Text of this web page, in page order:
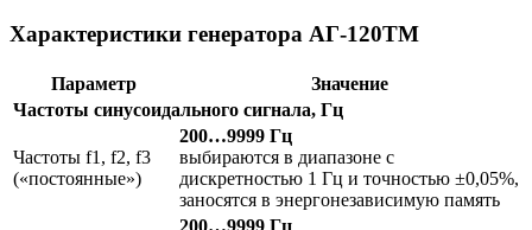
Характеристики генератора АГ-120ТМ
Параметр
Значение
Частоты синусоидального сигнала, Гц
Частоты f1, f2, f3
(«постоянные»)
200…9999 Гц
выбираются в диапазоне с
дискретностью 1 Гц и точностью ±0,05%,
заносятся в энергонезависимую память
200…9999 Гц